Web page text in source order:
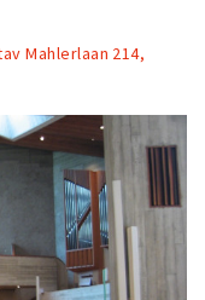
Mahlerlaan 214,